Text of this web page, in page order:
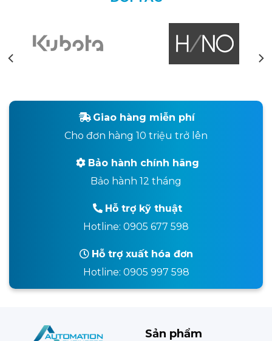
Giao hàng miễn phí
Cho đơn hàng 10 triệu trở lên
Bảo hành chính hãng
Bảo hành 12 tháng
Hỗ trợ kỹ thuật
Hotline: 0905 677 598
Hỗ trợ xuất hóa đơn
Hotline: 0905 997 598
Sản phẩm